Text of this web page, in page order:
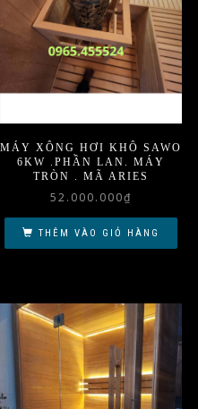
MÁY XÔNG HƠI KHÔ SAWO
6KW .PHẦN LAN. MÁY
TRÒN . MÃ ARIES
52.000.000₫
THÊM VÀO GIỎ HÀNG